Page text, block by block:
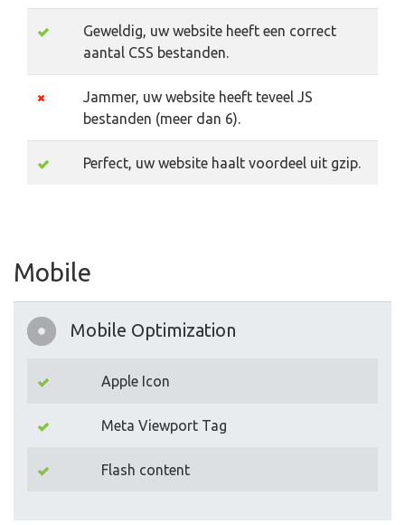
Geweldig, uw website heeft een correct
aantal CSS bestanden.
Jammer, uw website heeft teveel JS
bestanden (meer dan 6).
Perfect, uw website haalt voordeel uit gzip.
Mobile
Mobile Optimization
Apple Icon
Meta Viewport Tag
Flash content